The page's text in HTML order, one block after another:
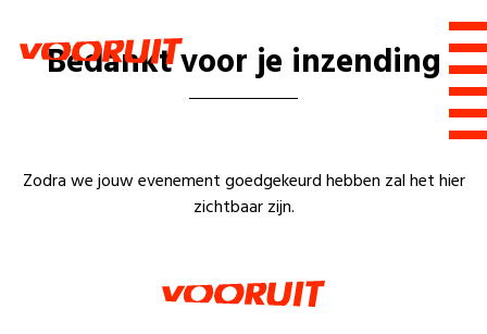
Laatste nieuws
Alle artikels
Zorg
Gelijke kansen
Consumentenbescherming
Beweging
Onze mensen
Standpunten
Doe mee
Mis niets
Shop
Login
Bedankt voor je inzending
Zodra we jouw evenement goedgekeurd hebben zal het hier
zichtbaar zijn.